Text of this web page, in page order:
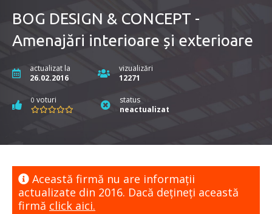
BOG DESIGN & CONCEPT -
Amenajări interioare și exterioare
actualizat la
26.02.2016
vizualizări
12271
0 voturi
status
neactualizat
Această firmă nu are informaţii
actualizate din 2016. Dacă dețineți această
firmă click aici.